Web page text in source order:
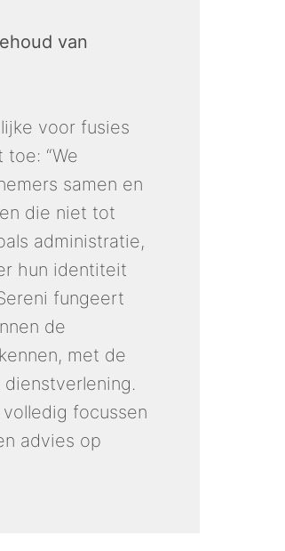
van
voor fusies
“We
samen en
die niet tot
administratie,
hun identiteit
fungeert
de
met de
focussen
advies op